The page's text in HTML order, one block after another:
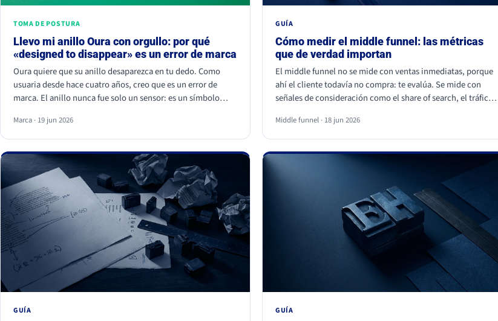
TOMA DE POSTURA
Llevo mi anillo Oura con orgullo: por qué
«designed to disappear» es un error de marca
Oura quiere que su anillo desaparezca en tu dedo. Como
usuaria desde hace cuatro años, creo que es un error de
marca. El anillo nunca fue solo un sensor: es un símbolo
de estatus. Cuando borras el símbolo, apagas a la
comunidad que lo hizo valer.
Marca · 19 jun 2026
GUÍA
Cómo medir el middle funnel: las métricas
que de verdad importan
El middle funnel no se mide con ventas inmediatas, porque
ahí el cliente todavía no compra: te evalúa. Se mide con
señales de consideración como el share of search, el tráfico
y la calidad del lead (MQL a SQL). Las impresiones, los likes y
los seguidores no cuentan: son volumen, no preferencia.
Middle funnel · 18 jun 2026
GUÍA GUÍA